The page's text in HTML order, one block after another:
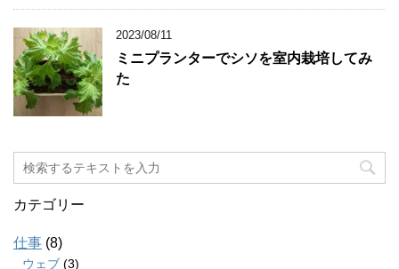
2023/08/11
ミニプランターでシソを室内栽培してみ
た
カテゴリー
仕事 (8)
ウェブ (3)